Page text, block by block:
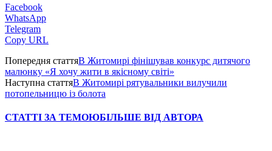
Facebook
WhatsApp
Telegram
Copy URL
Попередня статтяВ Житомирі фінішував конкурс дитячого
малюнку «Я хочу жити в якісному світі»
Наступна статтяВ Житомирі рятувальники вилучили
потопельницю із болота
СТАТТІ ЗА ТЕМОЮБІЛЬШЕ ВІД АВТОРА